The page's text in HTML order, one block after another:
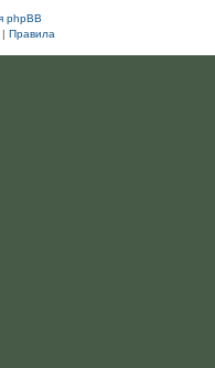
phpBB
Правила